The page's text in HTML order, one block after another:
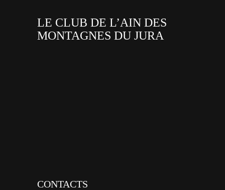
LE CLUB DE L’AIN DES
MONTAGNES DU JURA
CONTACTS